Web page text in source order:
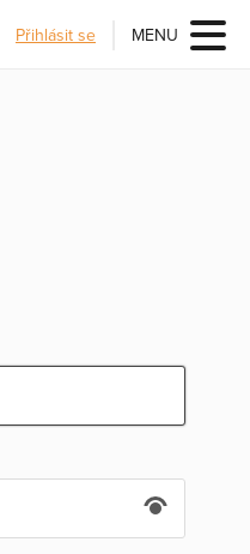
Přihlásit se MENU